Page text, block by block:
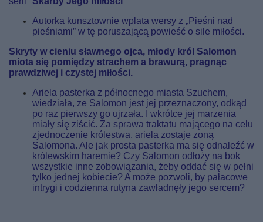
Autorka kunsztownie wplata wersy z „Pieśni nad
pieśniami” w tę poruszającą powieść o sile miłości.
Skryty w cieniu sławnego ojca, młody król Salomon
miota się pomiędzy strachem a brawurą, pragnąc
prawdziwej i czystej miłości.
Ariela pasterka z północnego miasta Szuchem,
wiedziała, ze Salomon jest jej przeznaczony, odkąd
po raz pierwszy go ujrzała. I wkrótce jej marzenia
miały się ziścić. Za sprawa traktatu mającego na celu
zjednoczenie królestwa, ariela zostaje zoną
Salomona. Ale jak prosta pasterka ma się odnaleźć w
królewskim haremie? Czy Salomon odłoży na bok
wszystkie inne zobowiązania, żeby oddać się w pełni
tylko jednej kobiecie? A może pozwoli, by pałacowe
intrygi i codzienna rutyna zawładnęły jego sercem?